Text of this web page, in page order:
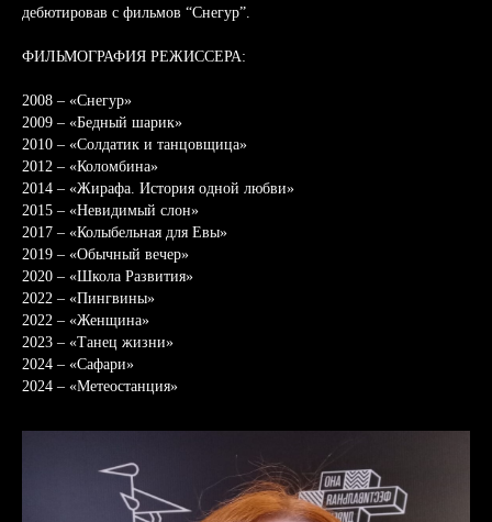
дебютировав с фильмов “Снегур”.
ФИЛЬМОГРАФИЯ РЕЖИССЕРА:
2008 – «Снегур»
2009 – «Бедный шарик»
2010 – «Солдатик и танцовщица»
2012 – «Коломбина»
2014 – «Жирафа. История одной любви»
2015 – «Невидимый слон»
2017 – «Колыбельная для Евы»
2019 – «Обычный вечер»
2020 – «Школа Развития»
2022 – «Пингвины»
2022 – «Женщина»
2023 – «Танец жизни»
2024 – «Сафари»
2024 – «Метеостанция»